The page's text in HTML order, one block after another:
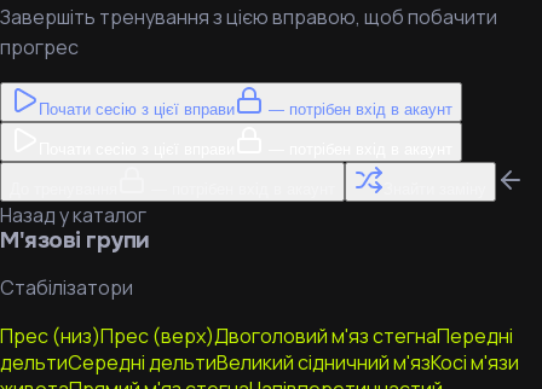
Завершіть тренування з цією вправою, щоб побачити
прогрес
Почати сесію з цієї вправи — потрібен вхід в акаунт
Назад у каталог
М'язові групи
Стабілізатори
Прес (низ)Прес (верх)Двоголовий м'яз стегнаПередні
дельтиСередні дельтиВеликий сідничний м'язКосі м'язи